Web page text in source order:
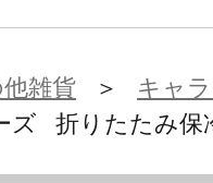
ターを決める
2012で選定委
民の立川愛で
雑貨 ＞ キャ
ズ 折りたたみ保